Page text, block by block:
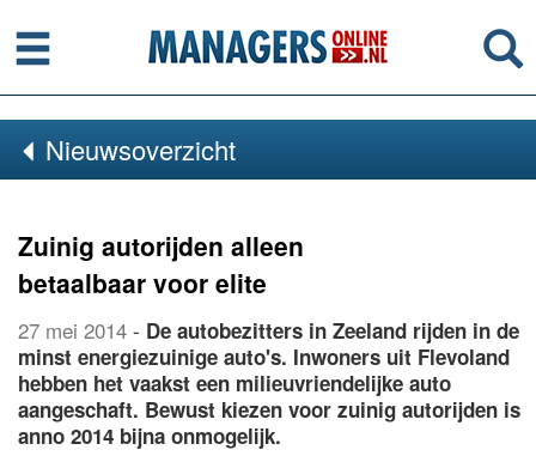
Menu
Nieuwsoverzicht
Zuinig autorijden alleen
betaalbaar voor elite
27 mei 2014 - De autobezitters in Zeeland rijden in de
minst energiezuinige auto's. Inwoners uit Flevoland
hebben het vaakst een milieuvriendelijke auto
aangeschaft. Bewust kiezen voor zuinig autorijden is
anno 2014 bijna onmogelijk.